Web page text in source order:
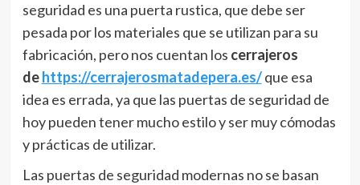
seguridad es una puerta rustica, que debe ser
pesada por los materiales que se utilizan para su
fabricación, pero nos cuentan los cerrajeros
dehttps://cerrajerosmatadepera.es/que esa
idea es errada, ya que las puertas de seguridad de
hoy pueden tener mucho estilo y ser muy cómodas
y prácticas de utilizar.
Las puertas de seguridad modernas no se basan